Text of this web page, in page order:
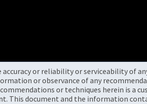
or reliability or serviceability of
or observance of any
or techniques herein is a
document and the information